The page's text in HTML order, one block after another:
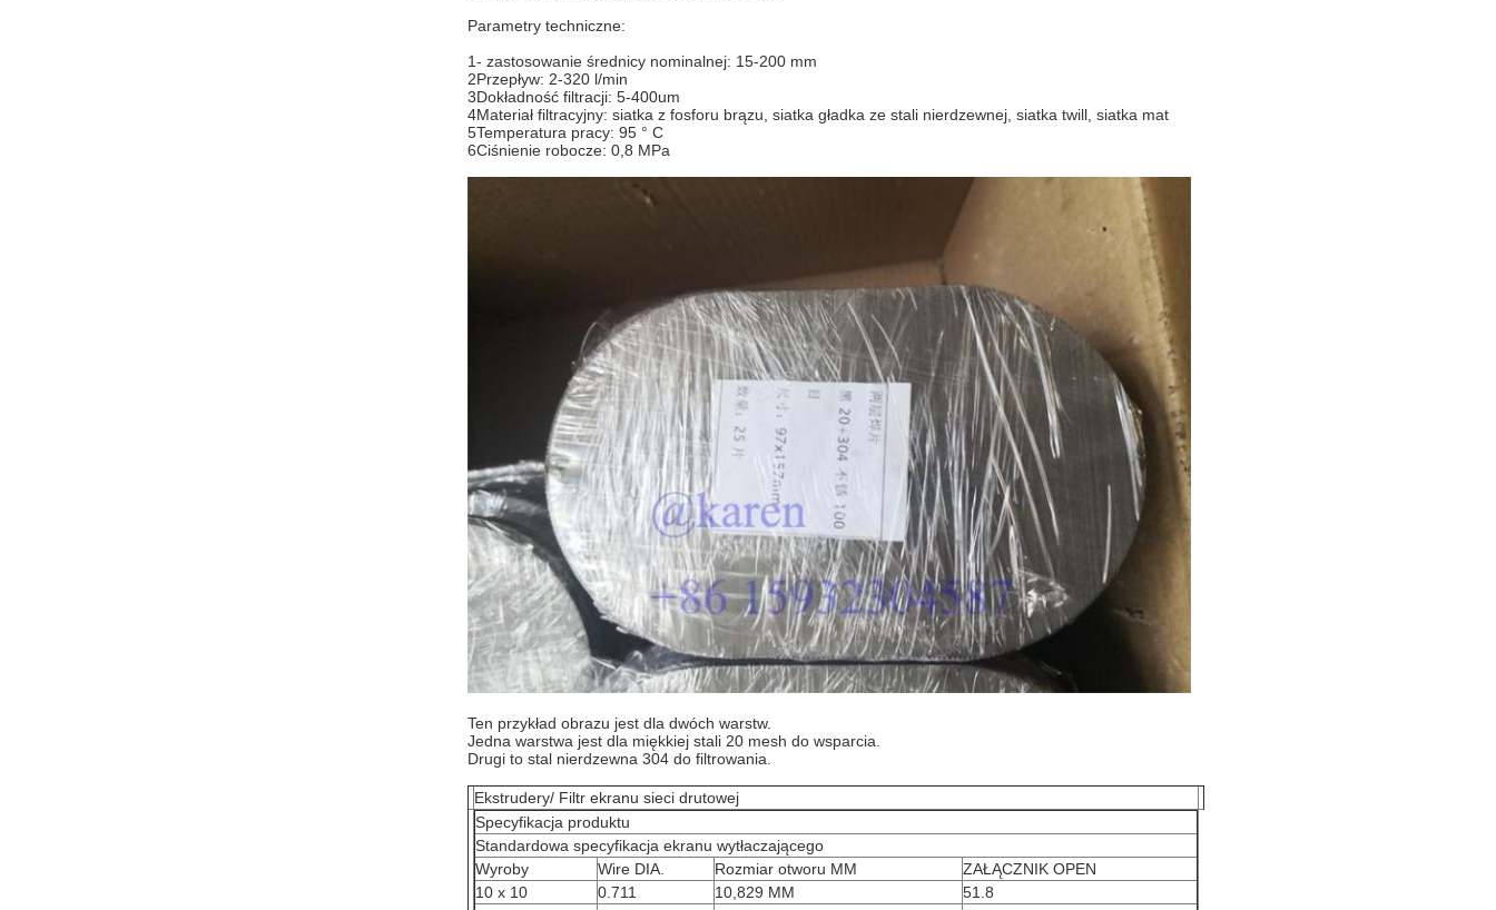
Parametry techniczne:
1- zastosowanie średnicy nominalnej: 15-200 mm
2Przepływ: 2-320 l/min
3Dokładność filtracji: 5-400um
4Materiał filtracyjny: siatka z fosforu brązu, siatka gładka ze stali nierdzewnej, siatka twill, siatka mat
5Temperatura pracy: 95 ° C
6Ciśnienie robocze: 0,8 MPa
Ten przykład obrazu jest dla dwóch warstw.
Jedna warstwa jest dla miękkiej stali 20 mesh do wsparcia.
Drugi to stal nierdzewna 304 do filtrowania.
Ekstrudery/ Filtr ekranu sieci drutowej
Specyfikacja produktu
Standardowa specyfikacja ekranu wytłaczającego
Wyroby
Wire DIA. Rozmiar otworu MM
ZAŁĄCZNIK OPEN
10 x 10
0.711 10,829 MM
51.8